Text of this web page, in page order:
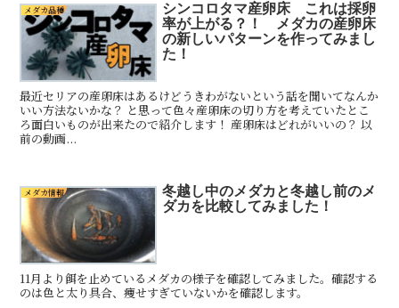
メダカ品種
シンコロタマ産卵床 これは採卵
率が上がる？！ メダカの産卵床
の新しいパターンを作ってみまし
た！
最近セリアの産卵床はあるけどうきわがないという話を聞いてなんか
いい方法ないかな？ と思って色々産卵床の切り方を考えていたとこ
ろ面白いものが出来たので紹介します！ 産卵床はどれがいいの？ 以
前の動画...
メダカ情報
冬越し中のメダカと冬越し前のメ
ダカを比較してみました！
11月より餌を止めているメダカの様子を確認してみました。確認する
のは色と太り具合、痩せすぎていないかを確認します。